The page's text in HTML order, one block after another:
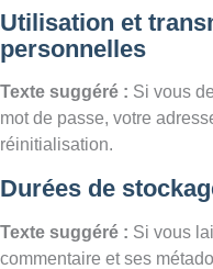
Utilisation et
personnelles
Texte suggéré : Si vous
mot de passe, votre
réinitialisation.
Durées de
Texte suggéré : Si vous
commentaire et ses